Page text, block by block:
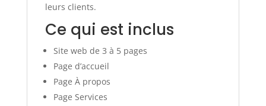
leurs clients.
Ce qui est inclus
Site web de 3 à 5 pages
Page d’accueil
Page À propos
Page Services